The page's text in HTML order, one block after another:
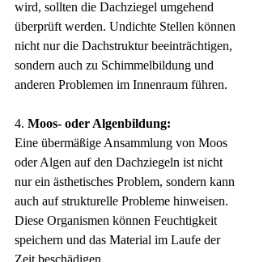
wird, sollten die Dachziegel umgehend
überprüft werden. Undichte Stellen können
nicht nur die Dachstruktur beeinträchtigen,
sondern auch zu Schimmelbildung und
anderen Problemen im Innenraum führen.
4. Moos- oder Algenbildung:
Eine übermäßige Ansammlung von Moos
oder Algen auf den Dachziegeln ist nicht
nur ein ästhetisches Problem, sondern kann
auch auf strukturelle Probleme hinweisen.
Diese Organismen können Feuchtigkeit
speichern und das Material im Laufe der